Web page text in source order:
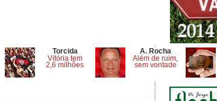
Torcida
Vitória tem
2,6 milhões
A. Rocha
Além de ruim,
sem vontade